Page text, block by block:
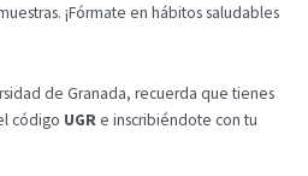
¡Fórmate en hábitos saludables
de Granada, recuerda que tienes
código UGRe inscribiéndote con tu